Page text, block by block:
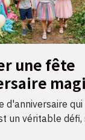
une fête
chasse
licorne
d'anniversaire
un véritable défi,